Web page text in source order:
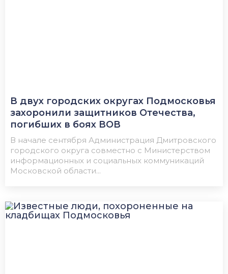
В двух городских округах Подмосковья
захоронили защитников Отечества,
погибших в боях ВОВ
В начале сентября Администрация Дмитровского
городского округа совместно с Министерством
информационных и социальных коммуникаций
Московской области...